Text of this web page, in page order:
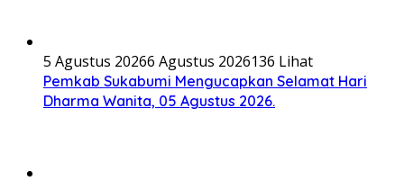
5 Agustus 20266 Agustus 2026136 Lihat
Pemkab Sukabumi Mengucapkan Selamat Hari
Dharma Wanita, 05 Agustus 2026.